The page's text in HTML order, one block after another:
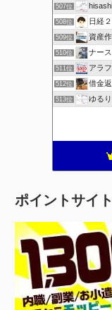
507位
508位 日経２
509位 資産
510位 ナー
511位 アラ
512位 借金
513位 ゆる
ポイントサイ